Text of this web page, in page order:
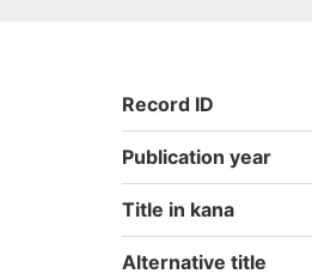
Record ID
Publication year
Title in kana
Alternative title